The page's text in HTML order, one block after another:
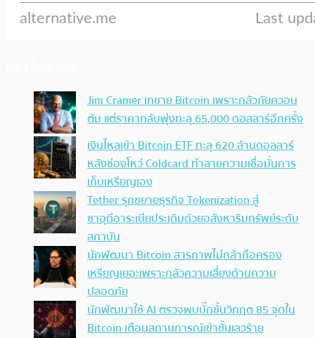
Jim Cramer เทขาย Bitcoin เพราะกลัวภัยควอน
ตัม แต่ราคากลับพุ่งทะลุ 65,000 ดอลลาร์อีกครั้ง
เงินไหลเข้า Bitcoin ETF ทะลุ 620 ล้านดอลลาร์
หลังช่องโหว่ Coldcard ทำลายความเชื่อมั่นการ
เก็บเหรียญเอง
Tether รุกขยายธุรกิจ Tokenization สู่
ซาอุดีอาระเบียประเดิมด้วยอสังหาริมทรัพย์ระดับ
สถาบัน
นักพัฒนา Bitcoin สารภาพไม่กล้าถือครอง
เหรียญเยอะเพราะกลัวความเสี่ยงด้านความ
ปลอดภัย
นักพัฒนาใช้ AI ตรวจพบบั๊กขั้นวิกฤต 85 จุดใน
Bitcoin เตือนสถานการณ์เข้าขั้นเลวร้าย